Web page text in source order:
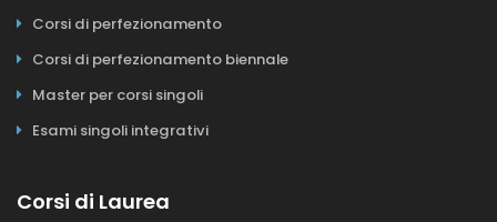
Corsi di perfezionamento
Corsi di perfezionamento biennale
Master per corsi singoli
Esami singoli integrativi
Corsi di Laurea